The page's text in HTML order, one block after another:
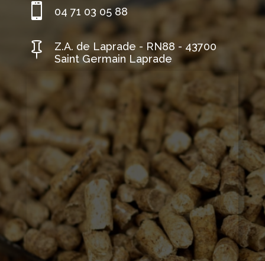
 04 71 03 05 88

Z.A. de Laprade - RN88 - 43700
Saint Germain Laprade